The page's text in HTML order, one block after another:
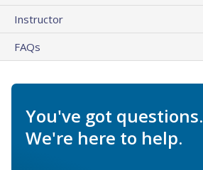
Instructor
FAQs
You've got questions.
We're here to help.